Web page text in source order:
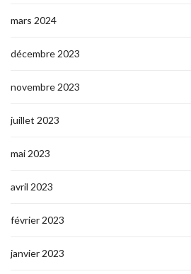
mars 2024
décembre 2023
novembre 2023
juillet 2023
mai 2023
avril 2023
février 2023
janvier 2023